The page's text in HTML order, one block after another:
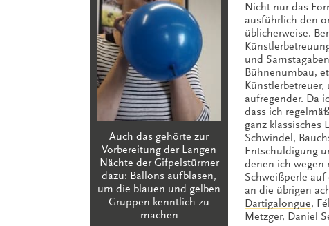
Auch das gehörte zur
Vorbereitung der Langen
Nächte der Gifpelstürmer
dazu: Ballons aufblasen,
um die blauen und gelben
Gruppen kenntlich zu
machen
Nicht nur das
ausführlich den
üblicherweise.
und
Bühnenumbau,
aufregender. Da
dass ich
ganz klassisches
Schwindel,
Entschuldigung
denen ich wegen
Schweißperle
an die übrigen
Dartigalongue,
Metzger, Daniel